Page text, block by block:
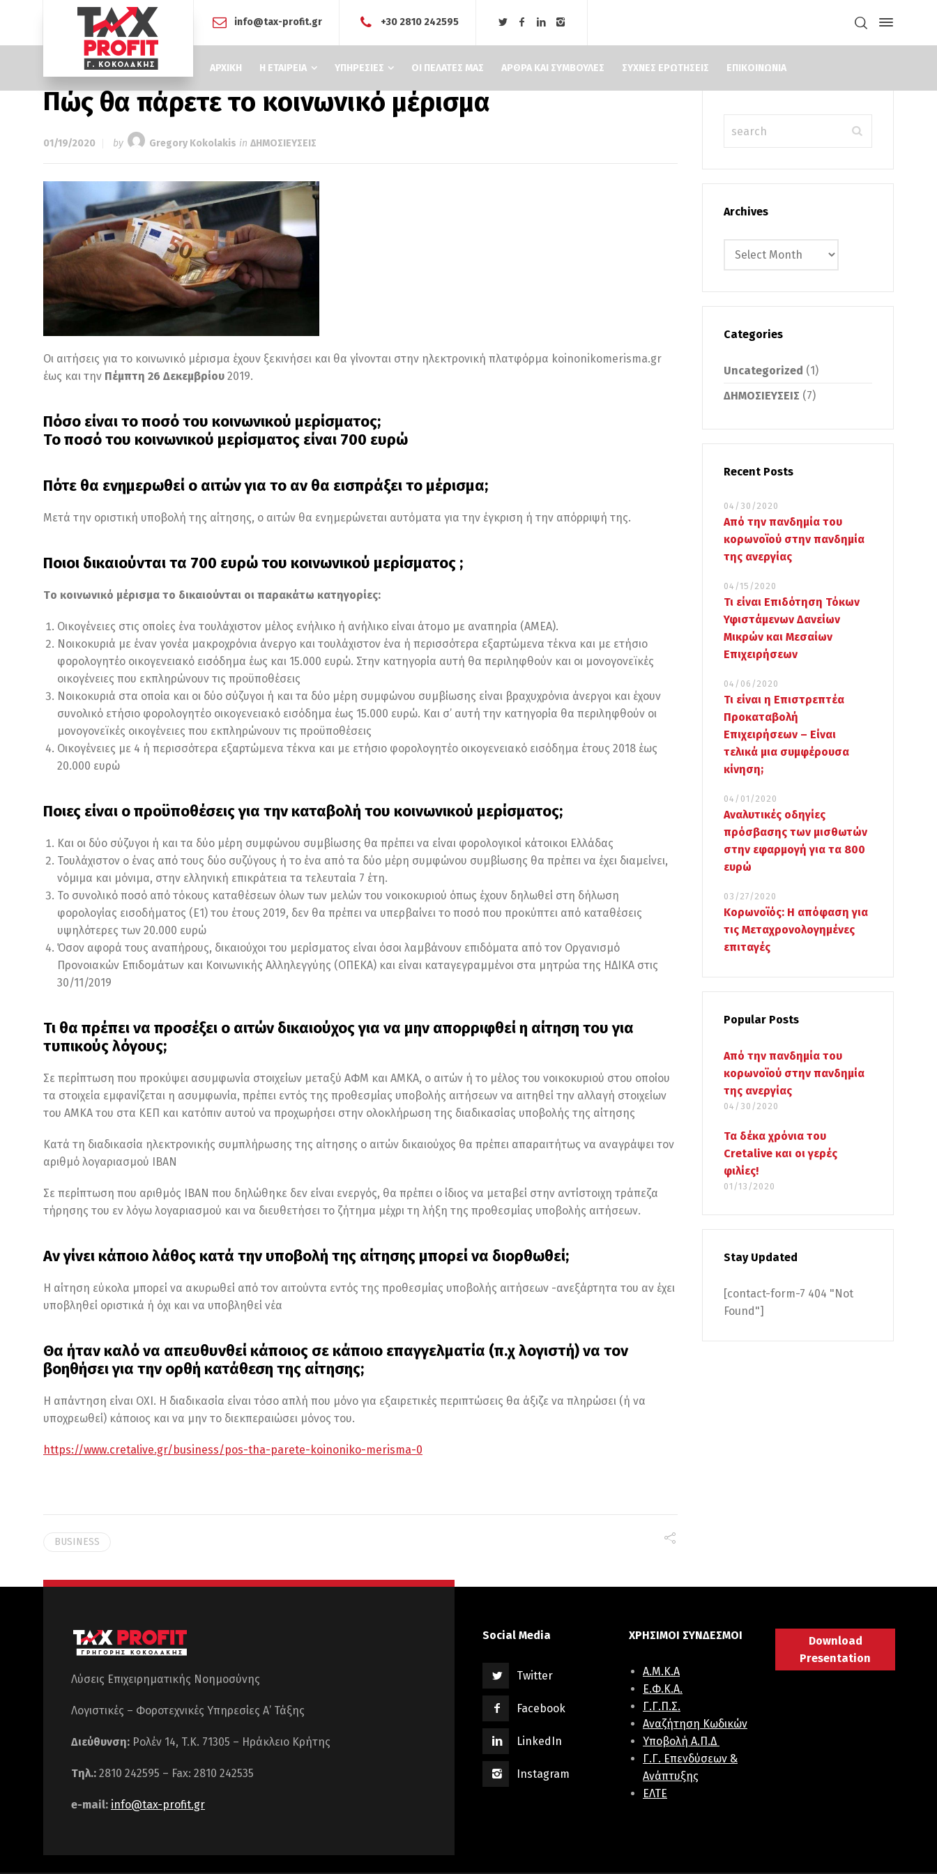
info@tax-profit.gr +30 2810 242595
ΑΡΧΙΚΗ Η ΕΤΑΙΡΕΙΑ ΥΠΗΡΕΣΙΕΣ ΟΙ ΠΕΛΑΤΕΣ ΜΑΣ ΑΡΘΡΑ ΚΑΙ ΣΥΜΒΟΥΛΕΣ ΣΥΧΝΕΣ ΕΡΩΤΗΣΕΙΣ ΕΠΙΚΟΙΝΩΝΙΑ
Πώς θα πάρετε το κοινωνικό μέρισμα
01/19/2020 by Gregory Kokolakis in ΔΗΜΟΣΙΕΥΣΕΙΣ
Οι αιτήσεις για το κοινωνικό μέρισμα έχουν ξεκινήσει και θα γίνονται στην ηλεκτρονική πλατφόρμα koinonikomerisma.gr
έως και την Πέμπτη 26 Δεκεμβρίου 2019.
Πόσο είναι το ποσό του κοινωνικού μερίσματος;
Το ποσό του κοινωνικού μερίσματος είναι 700 ευρώ
Πότε θα ενημερωθεί ο αιτών για το αν θα εισπράξει το μέρισμα;
Μετά την οριστική υποβολή της αίτησης, ο αιτών θα ενημερώνεται αυτόματα για την έγκριση ή την απόρριψή της.
Ποιοι δικαιούνται τα 700 ευρώ του κοινωνικού μερίσματος ;
Τo κοινωνικό μέρισμα το δικαιούνται οι παρακάτω κατηγορίες:
Οικογένειες στις οποίες ένα τουλάχιστον μέλος ενήλικο ή ανήλικο είναι άτομο με αναπηρία (ΑΜΕΑ).
Νοικοκυριά με έναν γονέα μακροχρόνια άνεργο και τουλάχιστον ένα ή περισσότερα εξαρτώμενα τέκνα και με ετήσιο
φορολογητέο οικογενειακό εισόδημα έως και 15.000 ευρώ. Στην κατηγορία αυτή θα περιληφθούν και οι μονογονεϊκές
οικογένειες που εκπληρώνουν τις προϋποθέσεις
Νοικοκυριά στα οποία και οι δύο σύζυγοι ή και τα δύο μέρη συμφώνου συμβίωσης είναι βραχυχρόνια άνεργοι και έχουν
συνολικό ετήσιο φορολογητέο οικογενειακό εισόδημα έως 15.000 ευρώ. Και σ’ αυτή την κατηγορία θα περιληφθούν οι
μονογονεϊκές οικογένειες που εκπληρώνουν τις προϋποθέσεις
Οικογένειες με 4 ή περισσότερα εξαρτώμενα τέκνα και με ετήσιο φορολογητέο οικογενειακό εισόδημα έτους 2018 έως
20.000 ευρώ
Ποιες είναι ο προϋποθέσεις για την καταβολή του κοινωνικού μερίσματος;
Και οι δύο σύζυγοι ή και τα δύο μέρη συμφώνου συμβίωσης θα πρέπει να είναι φορολογικοί κάτοικοι Ελλάδας
Τουλάχιστον ο ένας από τους δύο συζύγους ή το ένα από τα δύο μέρη συμφώνου συμβίωσης θα πρέπει να έχει διαμείνει,
νόμιμα και μόνιμα, στην ελληνική επικράτεια τα τελευταία 7 έτη.
Το συνολικό ποσό από τόκους καταθέσεων όλων των μελών του νοικοκυριού όπως έχουν δηλωθεί στη δήλωση
φορολογίας εισοδήματος (Ε1) του έτους 2019, δεν θα πρέπει να υπερβαίνει το ποσό που προκύπτει από καταθέσεις
υψηλότερες των 20.000 ευρώ
Όσον αφορά τους αναπήρους, δικαιούχοι του μερίσματος είναι όσοι λαμβάνουν επιδόματα από τον Οργανισμό
Προνοιακών Επιδομάτων και Κοινωνικής Αλληλεγγύης (ΟΠΕΚΑ) και είναι καταγεγραμμένοι στα μητρώα της ΗΔΙΚΑ στις
30/11/2019
Τι θα πρέπει να προσέξει ο αιτών δικαιούχος για να μην απορριφθεί η αίτηση του για
τυπικούς λόγους;
Σε περίπτωση που προκύψει ασυμφωνία στοιχείων μεταξύ ΑΦΜ και ΑΜΚΑ, ο αιτών ή το μέλος του νοικοκυριού στου οποίου
τα στοιχεία εμφανίζεται η ασυμφωνία, πρέπει εντός της προθεσμίας υποβολής αιτήσεων να αιτηθεί την αλλαγή στοιχείων
του ΑΜΚΑ του στα ΚΕΠ και κατόπιν αυτού να προχωρήσει στην ολοκλήρωση της διαδικασίας υποβολής της αίτησης
Κατά τη διαδικασία ηλεκτρονικής συμπλήρωσης της αίτησης ο αιτών δικαιούχος θα πρέπει απαραιτήτως να αναγράψει τον
αριθμό λογαριασμού IBAN
Σε περίπτωση που αριθμός IBAN που δηλώθηκε δεν είναι ενεργός, θα πρέπει ο ίδιος να μεταβεί στην αντίστοιχη τράπεζα
τήρησης του εν λόγω λογαριασμού και να διευθετήσει το ζήτημα μέχρι τη λήξη της προθεσμίας υποβολής αιτήσεων.
Αν γίνει κάποιο λάθος κατά την υποβολή της αίτησης μπορεί να διορθωθεί;
Η αίτηση εύκολα μπορεί να ακυρωθεί από τον αιτούντα εντός της προθεσμίας υποβολής αιτήσεων -ανεξάρτητα του αν έχει
υποβληθεί οριστικά ή όχι και να υποβληθεί νέα
Θα ήταν καλό να απευθυνθεί κάποιος σε κάποιο επαγγελματία (π.χ λογιστή) να τον
βοηθήσει για την ορθή κατάθεση της αίτησης;
Η απάντηση είναι ΟΧΙ. Η διαδικασία είναι τόσο απλή που μόνο για εξαιρετικές περιπτώσεις θα άξιζε να πληρώσει (ή να
υποχρεωθεί) κάποιος και να μην το διεκπεραιώσει μόνος του.
https://www.cretalive.gr/business/pos-tha-parete-koinoniko-merisma-0
BUSINESS
Archives
Archives
Categories
Uncategorized (1)
ΔΗΜΟΣΙΕΥΣΕΙΣ (7)
Recent Posts
04/30/2020
Από την πανδημία του
κορωνοϊού στην πανδημία
της ανεργίας
04/15/2020
Τι είναι Επιδότηση Τόκων
Υφιστάμενων Δανείων
Μικρών και Μεσαίων
Επιχειρήσεων
04/06/2020
Τι είναι η Επιστρεπτέα
Προκαταβολή
Επιχειρήσεων – Είναι
τελικά μια συμφέρουσα
κίνηση;
04/01/2020
Αναλυτικές οδηγίες
πρόσβασης των μισθωτών
στην εφαρμογή για τα 800
ευρώ
03/27/2020
Κορωνοϊός: Η απόφαση για
τις Μεταχρονολογημένες
επιταγές
Popular Posts
Από την πανδημία του
κορωνοϊού στην πανδημία
της ανεργίας
04/30/2020
Τα δέκα χρόνια του
Cretalive και οι γερές
φιλίες!
01/13/2020
Stay Updated
[contact-form-7 404 "Not
Found"]
Λύσεις Επιχειρηματικής Νοημοσύνης
Λογιστικές – Φοροτεχνικές Υπηρεσίες Α’ Τάξης
Διεύθυνση: Ρολέν 14, T.K. 71305 – Ηράκλειο Κρήτης
Τηλ.: 2810 242595 – Fax: 2810 242535
e-mail: info@tax-profit.gr
Social Media
Twitter
Facebook
LinkedIn
Instagram
ΧΡΗΣΙΜΟΙ ΣΥΝΔΕΣΜΟΙ
Α.Μ.Κ.Α
E.Φ.K.A.
Γ.Γ.Π.Σ.
Αναζήτηση Κωδικών
Υποβολή Α.Π.Δ
Γ.Γ. Επενδύσεων &
Ανάπτυξης
ΕΛΤΕ
Download
Presentation